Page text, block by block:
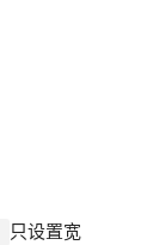
只设置宽